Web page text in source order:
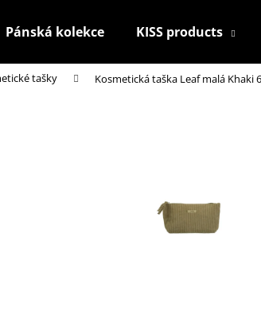
Pánská kolekce KISS products
tašky Kosmetická taška Leaf malá Khaki
Co potřebujete najít?
Doporučujeme